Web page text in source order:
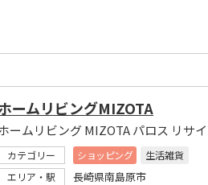
ームリビングMIZOTA
ームリビング MIZOTA パロス リサ
カテゴリー ショッピング
生活雑貨
エリア・駅
長崎県南島原市